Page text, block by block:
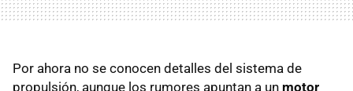
Por ahora no se conocen detalles del sistema de
propulsión, aunque los rumores apuntan a un motor